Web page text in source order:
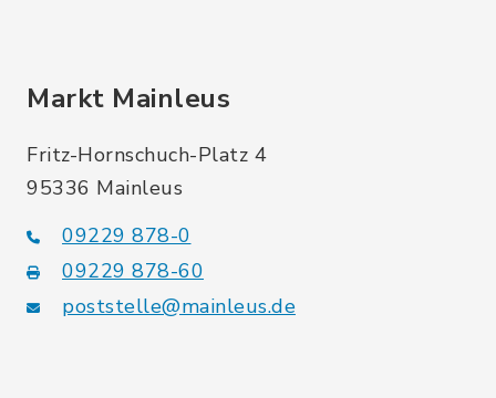
Markt Mainleus
Fritz-Hornschuch-Platz 4
95336 Mainleus
09229 878-0
09229 878-60
poststelle@mainleus.de